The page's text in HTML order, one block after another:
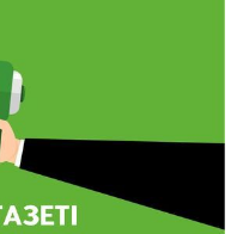
безмежно
лісівник став асом
сіл: МБФ
підбив
клінік у Сумській